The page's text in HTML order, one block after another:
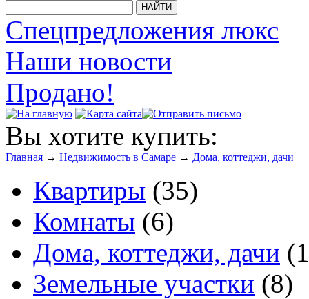
Спецпредложения люкс
Наши новости
Продано!
Вы хотите купить:
Главная → Недвижимость в Самаре → Дома, коттеджи, дачи
Квартиры (35)
Комнаты (6)
Дома, коттеджи, дачи
Земельные участки (8)